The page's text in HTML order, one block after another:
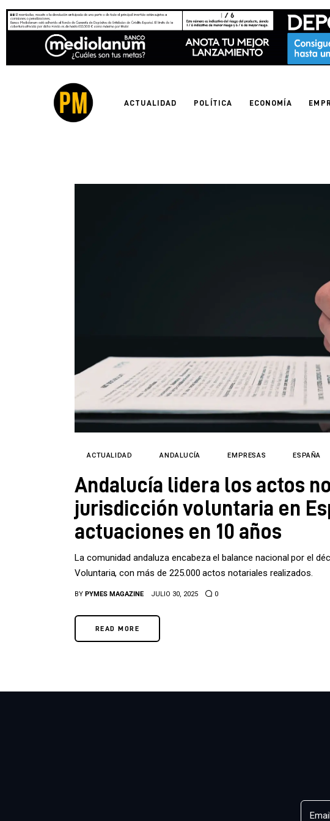
ACTUALIDAD POLÍTICA ECONOMÍA
Actualidad
ACTUALIDAD ANDALUCÍA EMPRESAS ESPAÑA
Andalucía lidera los actos
jurisdicción voluntaria en
actuaciones en 10 años
La comunidad andaluza encabeza el balance nacional por el
Voluntaria, con más de 225.000 actos notariales realizados.
BY PYMES MAGAZINE JULIO 30, 2025 0
READ MORE